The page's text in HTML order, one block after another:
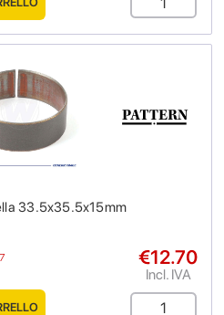
33.5x35.5x15mm
€12.70
Incl. IVA